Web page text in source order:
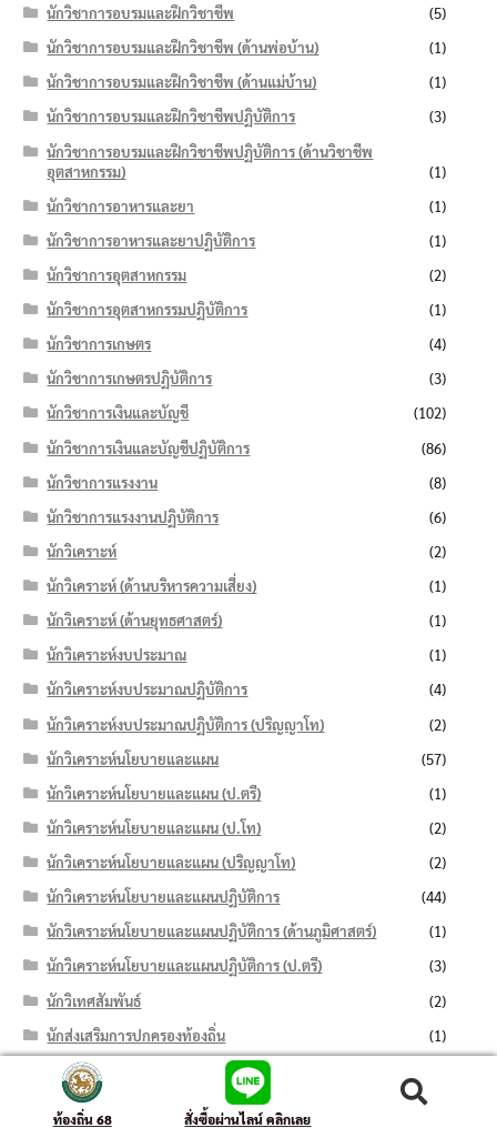
นักวิชาการอบรมและฝึกวิชาชีพ
(5)
นักวิชาการอบรมและฝึกวิชาชีพ (ด้านพ่อบ้าน)
(1)
นักวิชาการอบรมและฝึกวิชาชีพ (ด้านแม่บ้าน)
(1)
นักวิชาการอบรมและฝึกวิชาชีพปฏิบัติการ
(3)
นักวิชาการอบรมและฝึกวิชาชีพปฏิบัติการ (ด้านวิชาชีพ
อุตสาหกรรม)
(1)
นักวิชาการอาหารและยา
(1)
นักวิชาการอาหารและยาปฏิบัติการ
(1)
นักวิชาการอุตสาหกรรม
(2)
นักวิชาการอุตสาหกรรมปฏิบัติการ
(1)
นักวิชาการเกษตร
(4)
นักวิชาการเกษตรปฏิบัติการ
(3)
นักวิชาการเงินและบัญชี
(102)
นักวิชาการเงินและบัญชีปฏิบัติการ
(86)
นักวิชาการแรงงาน
(8)
นักวิชาการแรงงานปฏิบัติการ
(6)
นักวิเคราะห์
(2)
นักวิเคราะห์ (ด้านบริหารความเสี่ยง)
(1)
นักวิเคราะห์ (ด้านยุทธศาสตร์)
(1)
นักวิเคราะห์งบประมาณ
(1)
นักวิเคราะห์งบประมาณปฏิบัติการ
(4)
นักวิเคราะห์งบประมาณปฏิบัติการ (ปริญญาโท)
(2)
นักวิเคราะห์นโยบายและแผน
(57)
นักวิเคราะห์นโยบายและแผน (ป.ตรี)
(1)
นักวิเคราะห์นโยบายและแผน (ป.โท)
(2)
นักวิเคราะห์นโยบายและแผน (ปริญญาโท)
(2)
นักวิเคราะห์นโยบายและแผนปฏิบัติการ
(44)
นักวิเคราะห์นโยบายและแผนปฏิบัติการ (ด้านภูมิศาสตร์)
(1)
นักวิเคราะห์นโยบายและแผนปฏิบัติการ (ป.ตรี)
(3)
นักวิเทศสัมพันธ์
(2)
นักส่งเสริมการปกครองท้องถิ่น
(1)
นักส่งเสริมการปกครองท้องถิ่นปฏิบัติการ
นักส่งเสริมการพัฒนาชุมชน
ท้องถิ่น 68 สั่งซื้อผ่านไลน์ คลิกเลย